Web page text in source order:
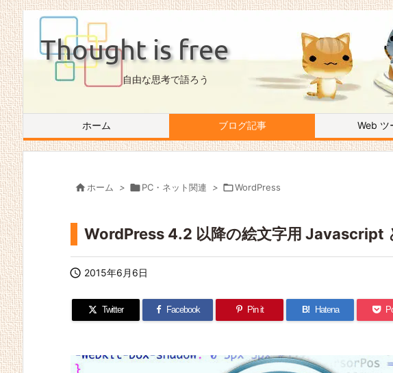
Thought is free
自由な思考で語ろう
ホーム ブログ記事 Web ツ
 ホーム > PC・ネット関連 > WordPress
WordPress 4.2 以降の絵文字用 Javascript
 2015年6月6日
Twitter Facebook Pin it B! Hatena